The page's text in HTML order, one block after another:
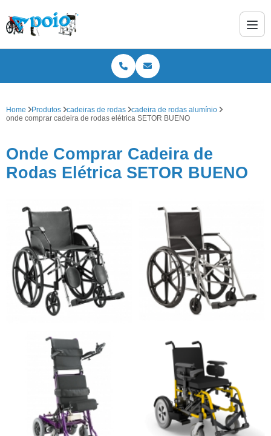
Home Produtos cadeiras de rodas
cadeira de rodas alumínio
onde comprar cadeira de rodas elétrica SETOR BUENO
Onde Comprar Cadeira de
Rodas Elétrica SETOR BUENO